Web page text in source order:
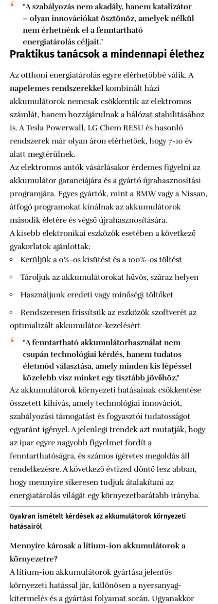
"A szabályozás nem akadály, hanem katalizátor
– olyan innovációkat ösztönöz, amelyek nélkül
nem érhetnénk el a fenntartható
energiatárolás céljait."
Praktikus tanácsok a mindennapi élethez
Az otthoni energiatárolás egyre elérhetőbbé válik. A
napelemes rendszerekkel kombinált házi
akkumulátorok nemcsak csökkentik az elektromos
számlát, hanem hozzájárulnak a hálózat stabilitásához
is. A Tesla Powerwall, LG Chem RESU és hasonló
rendszerek már olyan áron elérhetőek, hogy 7-10 év
alatt megtérülnek.
Az elektromos autók vásárlásakor érdemes figyelni az
akkumulátor garanciájára és a gyártó újrahasznosítási
programjára. Egyes gyártók, mint a BMW vagy a Nissan,
átfogó programokat kínálnak az akkumulátorok
második életére és végső újrahasznosítására.
A kisebb elektronikai eszközök esetében a következő
gyakorlatok ajánlottak:
Kerüljük a 0%-os kisütést és a 100%-os töltést
Tároljuk az akkumulátorokat hűvös, száraz helyen
Használjunk eredeti vagy minőségi töltőket
Rendszeresen frissítsük az eszközök szoftverét az
optimalizált akkumulátor-kezelésért
"A fenntartható akkumulátorhasználat nem
csupán technológiai kérdés, hanem tudatos
életmód választása, amely minden kis lépéssel
közelebb visz minket egy tisztább jövőhöz."
Az akkumulátorok környezeti hatásainak csökkentése
összetett kihívás, amely technológiai innovációt,
szabályozási támogatást és fogyasztói tudatosságot
egyaránt igényel. A jelenlegi trendek azt mutatják, hogy
az ipar egyre nagyobb figyelmet fordít a
fenntarthatóságra, és számos ígéretes megoldás áll
rendelkezésre. A következő évtized döntő lesz abban,
hogy mennyire sikeresen tudjuk átalakítani az
energiatárolás világát egy környezetbarátabb irányba.
Gyakran ismételt kérdések az akkumulátorok környezeti
hatásairól
Mennyire károsak a lítium-ion akkumulátorok a
környezetre?
A lítium-ion akkumulátorok gyártása jelentős
környezeti hatással jár, különösen a nyersanyag-
kitermelés és a gyártási folyamat során. Ugyanakkor